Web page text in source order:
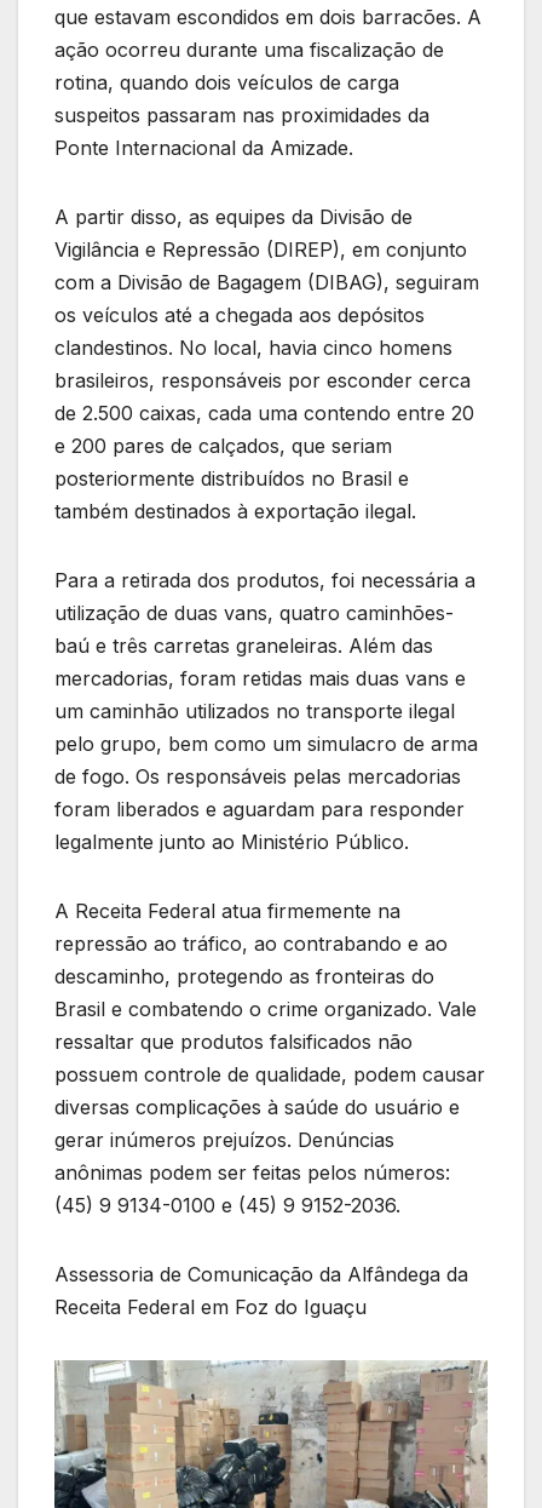
que estavam escondidos em dois barracões. A
ação ocorreu durante uma fiscalização de
rotina, quando dois veículos de carga
suspeitos passaram nas proximidades da
Ponte Internacional da Amizade.
A partir disso, as equipes da Divisão de
Vigilância e Repressão (DIREP), em conjunto
com a Divisão de Bagagem (DIBAG), seguiram
os veículos até a chegada aos depósitos
clandestinos. No local, havia cinco homens
brasileiros, responsáveis por esconder cerca
de 2.500 caixas, cada uma contendo entre 20
e 200 pares de calçados, que seriam
posteriormente distribuídos no Brasil e
também destinados à exportação ilegal.
Para a retirada dos produtos, foi necessária a
utilização de duas vans, quatro caminhões-
baú e três carretas graneleiras. Além das
mercadorias, foram retidas mais duas vans e
um caminhão utilizados no transporte ilegal
pelo grupo, bem como um simulacro de arma
de fogo. Os responsáveis pelas mercadorias
foram liberados e aguardam para responder
legalmente junto ao Ministério Público.
A Receita Federal atua firmemente na
repressão ao tráfico, ao contrabando e ao
descaminho, protegendo as fronteiras do
Brasil e combatendo o crime organizado. Vale
ressaltar que produtos falsificados não
possuem controle de qualidade, podem causar
diversas complicações à saúde do usuário e
gerar inúmeros prejuízos. Denúncias
anônimas podem ser feitas pelos números:
(45) 9 9134-0100 e (45) 9 9152-2036.
Assessoria de Comunicação da Alfândega da
Receita Federal em Foz do Iguaçu